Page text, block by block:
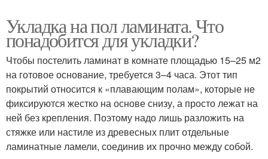
Укладка на пол ламината. Что
понадобится для укладки?
Чтобы постелить ламинат в комнате площадью 15–25 м2
на готовое основание, требуется 3–4 часа. Этот тип
покрытий относится к «плавающим полам», которые не
фиксируются жестко на основе снизу, а просто лежат на
ней без крепления. Поэтому надо лишь разложить на
стяжке или настиле из древесных плит отдельные
ламинатные ламели, соединив их прочно между собой.